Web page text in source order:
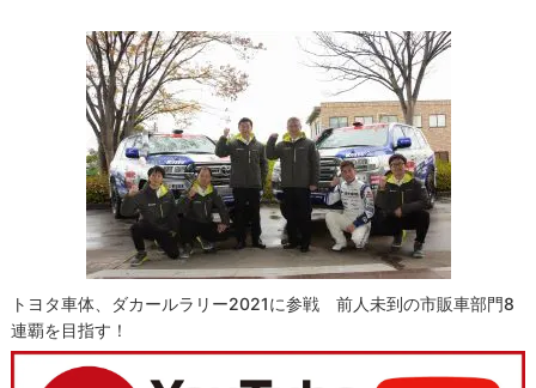
トヨタ車体、ダカールラリー2021に参戦 前人未到の市販車部門8
連覇を目指す！